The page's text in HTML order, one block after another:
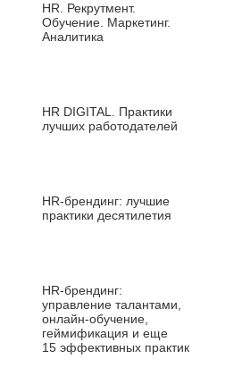
HR. Рекрутмент.
Обучение. Маркетинг.
Аналитика
HR DIGITAL. Практики
лучших работодателей
HR‑брендинг: лучшие
практики десятилетия
HR‑брендинг:
управление талантами,
онлайн‑обучение,
геймификация и еще
15 эффективных практик